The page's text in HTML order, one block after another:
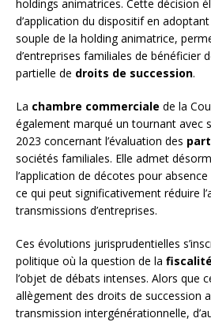
holdings animatrices. Cette décision
d’application du dispositif en
souple de la holding animatrice,
d’entreprises familiales de bénéficier
partielle de droits de succession.
La chambre commerciale de la
également marqué un tournant avec
2023 concernant l’évaluation des
sociétés familiales. Elle admet
l’application de décotes pour
ce qui peut significativement réduire
transmissions d’entreprises.
Ces évolutions jurisprudentielles
politique où la question de la
l’objet de débats intenses. Alors que
allègement des droits de succession
transmission intergénérationnelle,